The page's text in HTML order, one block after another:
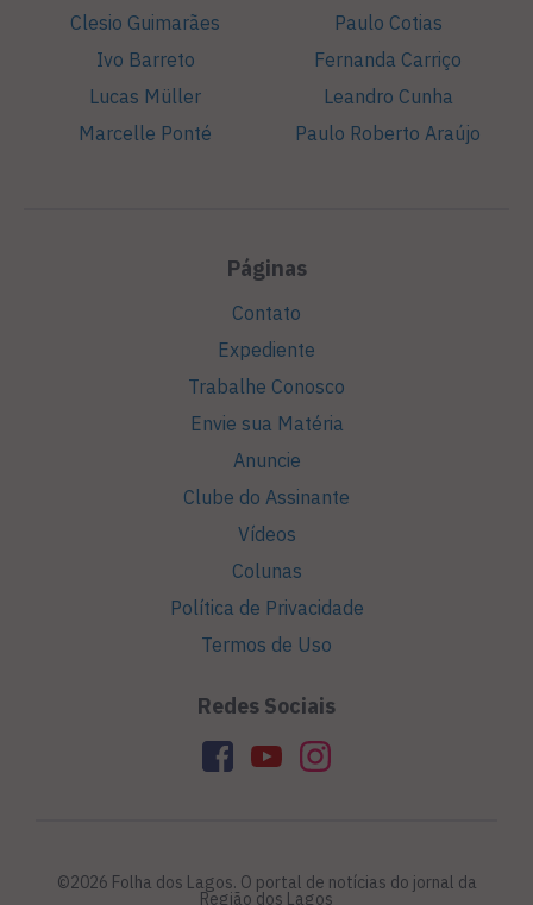
Clesio Guimarães
Ivo Barreto
Lucas Müller
Marcelle Ponté
Paulo Cotias
Fernanda Carriço
Leandro Cunha
Paulo Roberto Araújo
Páginas
Contato
Expediente
Trabalhe Conosco
Envie sua Matéria
Anuncie
Clube do Assinante
Vídeos
Colunas
Política de Privacidade
Termos de Uso
Redes Sociais
©2026 Folha dos Lagos. O portal de notícias do jornal da
Região dos Lagos